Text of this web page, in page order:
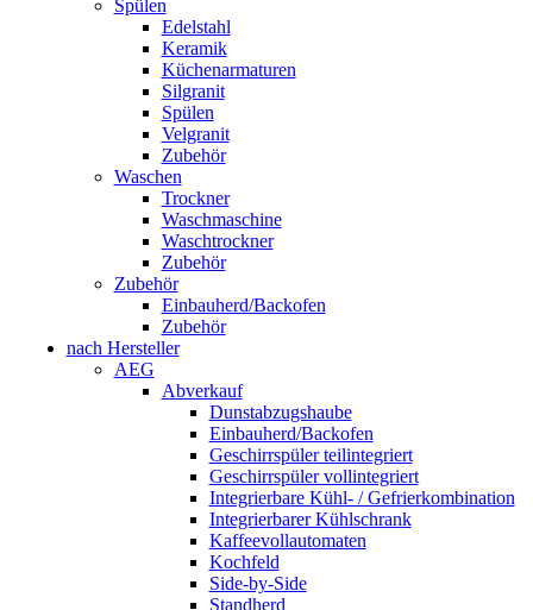
Spülen
Edelstahl
Keramik
Küchenarmaturen
Silgranit
Spülen
Velgranit
Zubehör
Waschen
Trockner
Waschmaschine
Waschtrockner
Zubehör
Zubehör
Einbauherd/Backofen
Zubehör
nach Hersteller
AEG
Abverkauf
Dunstabzugshaube
Einbauherd/Backofen
Geschirrspüler teilintegriert
Geschirrspüler vollintegriert
Integrierbare Kühl- / Gefrierkombination
Integrierbarer Kühlschrank
Kaffeevollautomaten
Kochfeld
Side-by-Side
Standherd